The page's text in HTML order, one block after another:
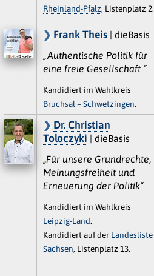
Rheinland-Pfalz, Listenplatz 2.
Frank Theis| dieBasis
„Authentische Politik für
eine freie Gesellschaft “
Kandidiert im Wahlkreis
Bruchsal – Schwetzingen.
Dr. Christian
Toloczyki | dieBasis
„Für unsere Grundrechte,
Meinungsfreiheit und
Erneuerung der Politik“
Kandidiert im Wahlkreis
Leipzig-Land.
Kandidiert auf der Landesliste
Sachsen, Listenplatz 13.